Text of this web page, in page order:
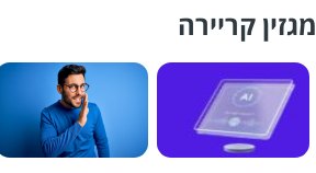
מגזין קריירה